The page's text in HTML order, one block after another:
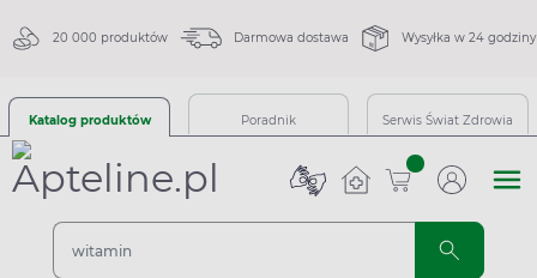
20 000 produktów Darmowa dostawa Wysyłka w 24 godziny
Katalog produktów Poradnik Serwis Świat Zdrowia
sztuk